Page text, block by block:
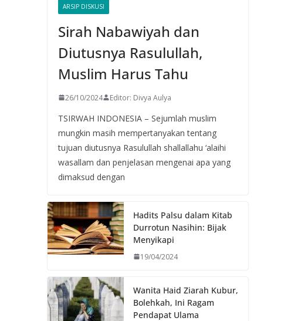
ARSIP DISKUSI
Sirah Nabawiyah dan
Diutusnya Rasulullah,
Muslim Harus Tahu
26/10/2024 Editor: Divya Aulya
TSIRWAH INDONESIA – Sejumlah muslim
mungkin masih mempertanyakan tentang
tujuan diutusnya Rasulullah shallallahu ‘alaihi
wasallam dan penjelasan mengenai apa yang
dimaksud dengan
Hadits Palsu dalam Kitab
Durrotun Nasihin: Bijak
Menyikapi
19/04/2024
Wanita Haid Ziarah Kubur,
Bolehkah, Ini Ragam
Pendapat Ulama